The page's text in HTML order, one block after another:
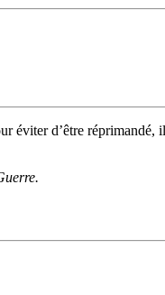
d’être réprimandé,